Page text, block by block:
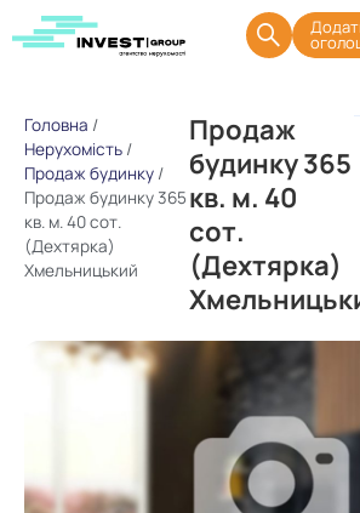
Головна /
Нерухомість /
Продаж будинку /
Продаж будинку 365
кв. м. 40 сот.
(Дехтярка)
Хмельницький
Продаж
будинку 365
кв. м. 40
сот.
(Дехтярка)